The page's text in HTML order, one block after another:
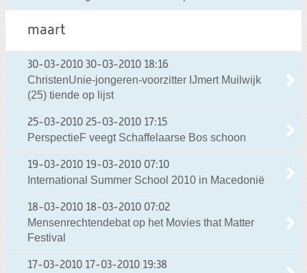
maart
30-03-2010 30-03-2010 18:16
ChristenUnie-jongeren-voorzitter IJmert Muilwijk
(25) tiende op lijst
25-03-2010 25-03-2010 17:15
PerspectieF veegt Schaffelaarse Bos schoon
19-03-2010 19-03-2010 07:10
International Summer School 2010 in Macedonië
18-03-2010 18-03-2010 07:02
Mensenrechtendebat op het Movies that Matter
Festival
17-03-2010 17-03-2010 19:38